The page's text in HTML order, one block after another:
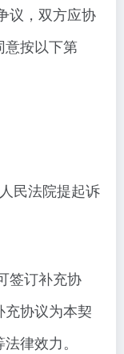
议，双方应协
意按以下第
民法院提起诉
签订补充协
协议为本契
律效力。